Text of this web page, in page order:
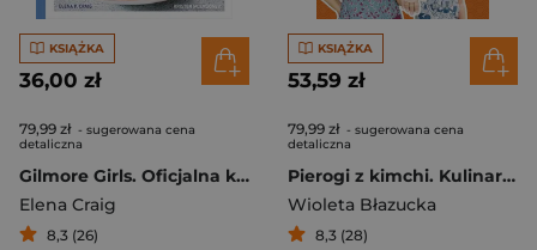
KSIĄŻKA
36,00 zł
79,99 zł - sugerowana cena
detaliczna
Gilmore Girls. Oficjalna książka kucharska
Elena Craig
8,3 (26)
KSIĄŻKA
53,59 zł
79,99 zł - sugerowana cena
detaliczna
Pierogi z kimchi. Kulinarna podróż po Korei
Wioleta Błazucka
8,3 (28)